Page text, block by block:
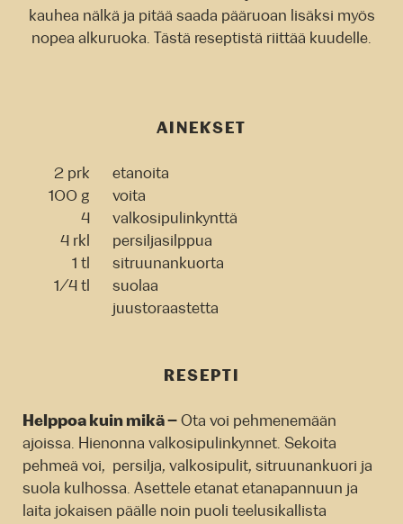
kauhea nälkä ja pitää saada pääruoan lisäksi myös
nopea alkuruoka. Tästä reseptistä riittää kuudelle.
AINEKSET
2 prk
etanoita
100 g
voita
4
valkosipulinkynttä
4 rkl
persiljasilppua
1 tl
sitruunankuorta
1/4 tl
suolaa
juustoraastetta
RESEPTI
Helppoa kuin mikä – Ota voi pehmenemään
ajoissa. Hienonna valkosipulinkynnet. Sekoita
pehmeä voi, persilja, valkosipulit, sitruunankuori ja
suola kulhossa. Asettele etanat etanapannuun ja
laita jokaisen päälle noin puoli teelusikallista